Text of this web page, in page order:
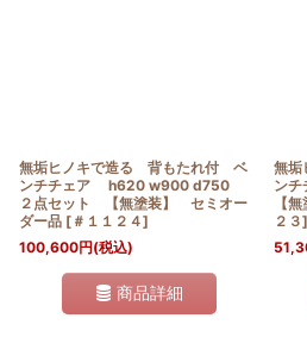
無垢ヒノキで造る 背もたれ付 ベ
ンチチェア h620 w900 d750
２点セット 【無塗装】 セミオー
ダー品 [ ＃１１２４]
100,600円(税込)
商品詳細
無
ン
【
２３]